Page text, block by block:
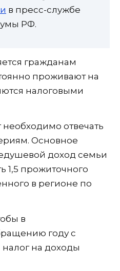
в пресс-службе
РФ.
гражданам
проживают на
налоговыми
отвечать
Основное
доход семьи
1,5 прожиточного
в регионе по
в
году с
на доходы